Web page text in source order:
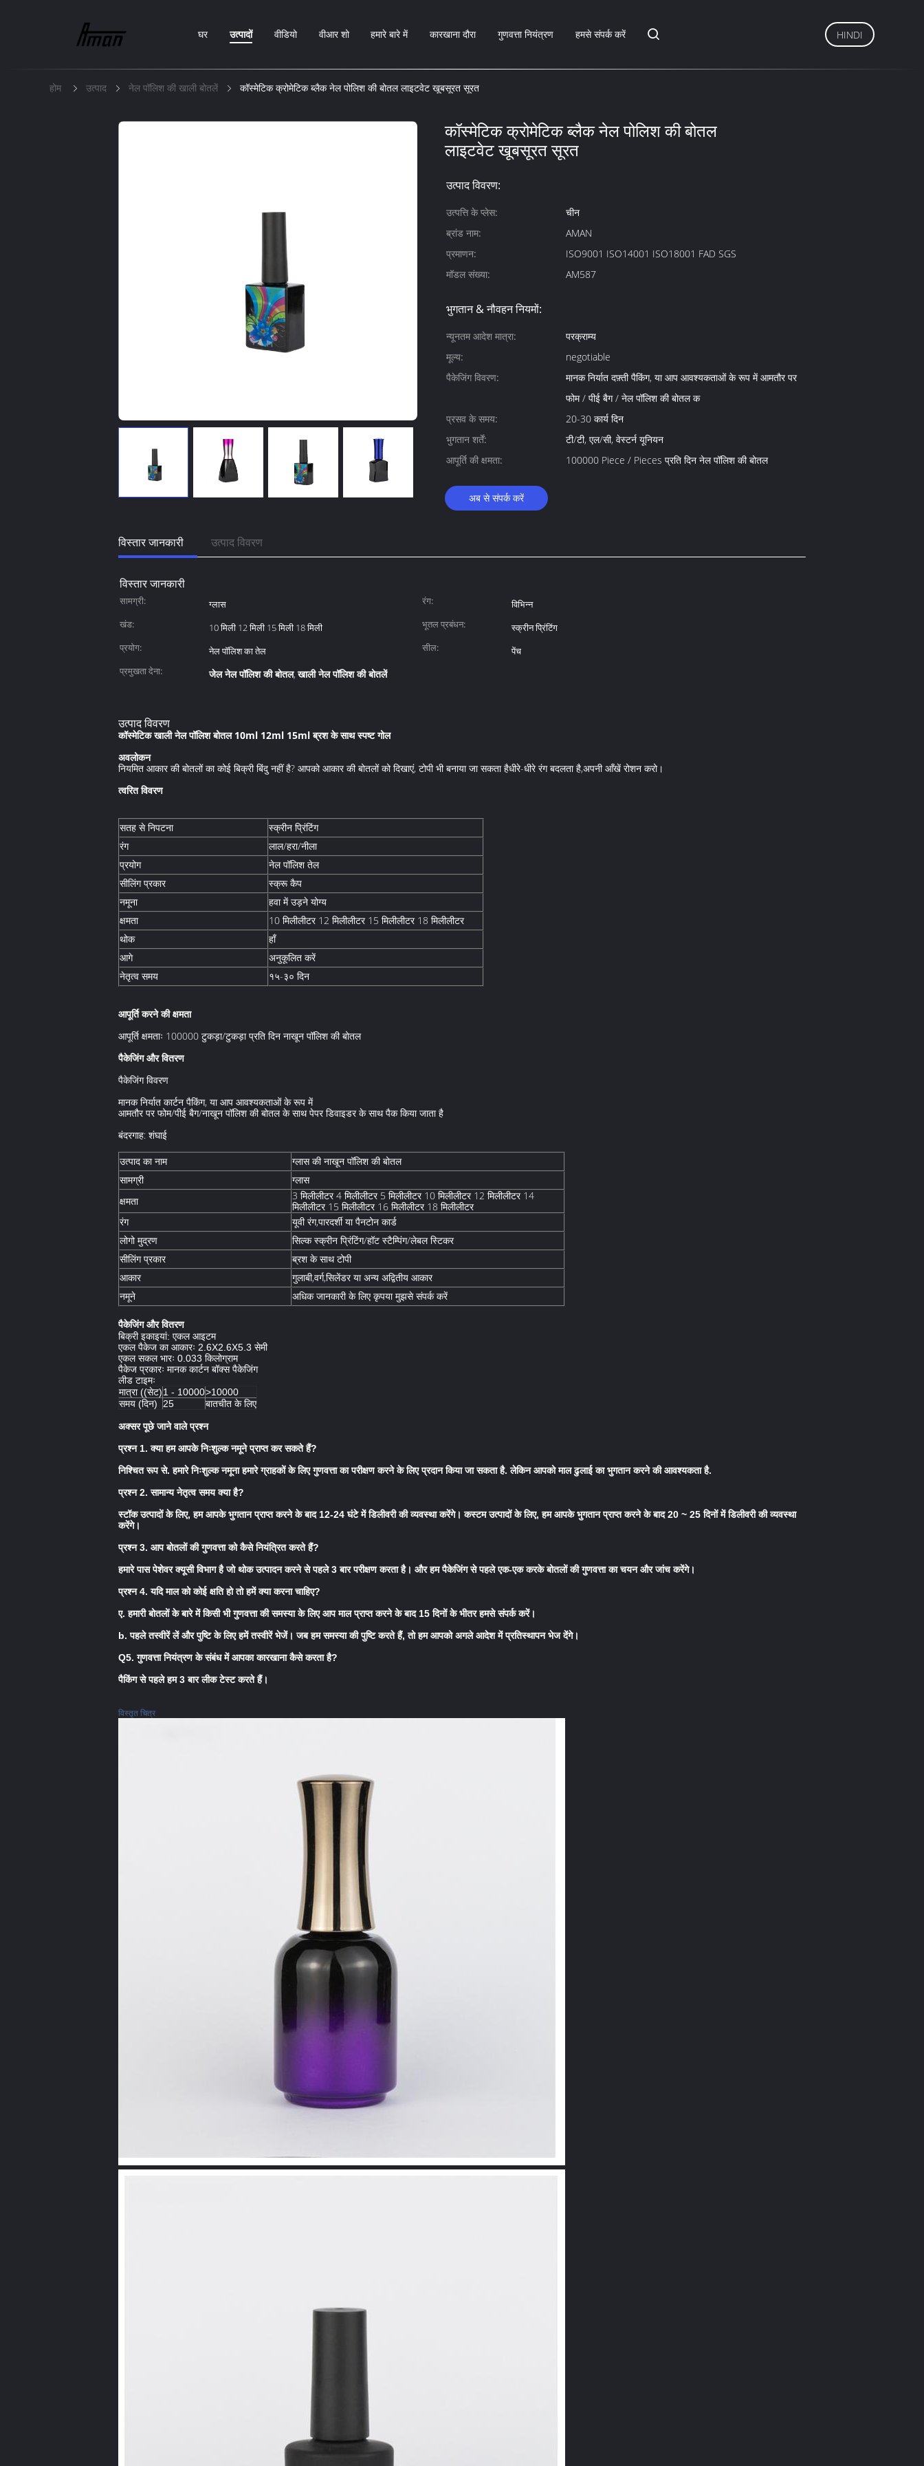
घर उत्पादों वीडियो वीआर शो हमारे बारे में कारखाना दौरा गुणवत्ता नियंत्रण हमसे संपर्क करें HINDI
होम उत्पाद नेल पॉलिश की खाली बोतलें कॉस्मेटिक क्रोमेटिक ब्लैक नेल पोलिश की बोतल लाइटवेट खूबसूरत सूरत
कॉस्मेटिक क्रोमेटिक ब्लैक नेल पोलिश की बोतल
लाइटवेट खूबसूरत सूरत
उत्पाद विवरण:
उत्पत्ति के प्लेस:
चीन
ब्रांड नाम:
AMAN
प्रमाणन:
ISO9001 ISO14001 ISO18001 FAD SGS
मॉडल संख्या:
AM587
भुगतान & नौवहन नियमों:
न्यूनतम आदेश मात्रा:
परक्राम्य
मूल्य:
negotiable
पैकेजिंग विवरण:
मानक निर्यात दफ़्ती पैकिंग, या आप आवश्यकताओं के रूप में आमतौर पर
फोम / पीई बैग / नेल पॉलिश की बोतल क
प्रसव के समय:
20-30 कार्य दिन
भुगतान शर्तें:
टी/टी, एल/सी, वेस्टर्न यूनियन
आपूर्ति की क्षमता:
100000 Piece / Pieces प्रति दिन नेल पॉलिश की बोतल
अब से संपर्क करें
विस्तार जानकारी उत्पाद विवरण
विस्तार जानकारी
सामग्री: ग्लास रंग:
विभिन्न
खंड:
10 मिली 12 मिली 15 मिली 18 मिली भूतल प्रबंधन:
स्क्रीन प्रिंटिंग
प्रयोग:
नेल पॉलिश का तेल सील:
पेंच
प्रमुखता देना:
जेल नेल पॉलिश की बोतल,खाली नेल पॉलिश की बोतलें
उत्पाद विवरण
कॉस्मेटिक खाली नेल पॉलिश बोतल 10ml 12ml 15ml ब्रश के साथ स्पष्ट गोल
अवलोकन
नियमित आकार की बोतलों का कोई बिक्री बिंदु नहीं है? आपको आकार की बोतलों को दिखाएं, टोपी भी बनाया जा सकता हैधीरे-धीरे रंग बदलता है,अपनी आँखें रोशन करो।
त्वरित विवरण
सतह से निपटना
स्क्रीन प्रिंटिंग
रंग
लाल/हरा/नीला
प्रयोग
नेल पॉलिश तेल
सीलिंग प्रकार
स्क्रू कैप
नमूना
हवा में उड़ने योग्य
क्षमता
10 मिलीलीटर 12 मिलीलीटर 15 मिलीलीटर 18 मिलीलीटर
थोक
हाँ
आगे
अनुकूलित करें
नेतृत्व समय
१५-३० दिन
आपूर्ति करने की क्षमता
आपूर्ति क्षमताः 100000 टुकड़ा/टुकड़ा प्रति दिन नाखून पॉलिश की बोतल
पैकेजिंग और वितरण
पैकेजिंग विवरण
मानक निर्यात कार्टन पैकिंग, या आप आवश्यकताओं के रूप में
आमतौर पर फोम/पीई बैग/नाखून पॉलिश की बोतल के साथ पेपर डिवाइडर के साथ पैक किया जाता है
बंदरगाह: शंघाई
उत्पाद का नाम
ग्लास की नाखून पॉलिश की बोतल
सामग्री
ग्लास
क्षमता
3 मिलीलीटर 4 मिलीलीटर 5 मिलीलीटर 10 मिलीलीटर 12 मिलीलीटर 14
मिलीलीटर 15 मिलीलीटर 16 मिलीलीटर 18 मिलीलीटर
रंग
यूवी रंग,पारदर्शी या पैनटोन कार्ड
लोगो मुद्रण
सिल्क स्क्रीन प्रिंटिंग/हॉट स्टैम्पिंग/लेबल स्टिकर
सीलिंग प्रकार
ब्रश के साथ टोपी
आकार
गुलाबी,वर्ग,सिलेंडर या अन्य अद्वितीय आकार
नमूने
अधिक जानकारी के लिए कृपया मुझसे संपर्क करें
पैकेजिंग और वितरण
बिक्री इकाइयां: एकल आइटम
एकल पैकेज का आकारः 2.6X2.6X5.3 सेमी
एकल सकल भारः 0.033 किलोग्राम
पैकेज प्रकारः मानक कार्टन बॉक्स पैकेजिंग
लीड टाइमः
मात्रा ((सेट)1 - 10000>10000
समय (दिन)
25 बातचीत के लिए
अक्सर पूछे जाने वाले प्रश्न
प्रश्न 1. क्या हम आपके निःशुल्क नमूने प्राप्त कर सकते हैं?
निश्चित रूप से. हमारे निःशुल्क नमूना हमारे ग्राहकों के लिए गुणवत्ता का परीक्षण करने के लिए प्रदान किया जा सकता है. लेकिन आपको माल ढुलाई का भुगतान करने की आवश्यकता है.
प्रश्न 2. सामान्य नेतृत्व समय क्या है?
स्टॉक उत्पादों के लिए, हम आपके भुगतान प्राप्त करने के बाद 12-24 घंटे में डिलीवरी की व्यवस्था करेंगे। कस्टम उत्पादों के लिए, हम आपके भुगतान प्राप्त करने के बाद 20 ~ 25 दिनों में डिलीवरी की व्यवस्था
करेंगे।
प्रश्न 3. आप बोतलों की गुणवत्ता को कैसे नियंत्रित करते हैं?
हमारे पास पेशेवर क्यूसी विभाग है जो थोक उत्पादन करने से पहले 3 बार परीक्षण करता है। और हम पैकेजिंग से पहले एक-एक करके बोतलों की गुणवत्ता का चयन और जांच करेंगे।
प्रश्न 4. यदि माल को कोई क्षति हो तो हमें क्या करना चाहिए?
ए. हमारी बोतलों के बारे में किसी भी गुणवत्ता की समस्या के लिए आप माल प्राप्त करने के बाद 15 दिनों के भीतर हमसे संपर्क करें।
b. पहले तस्वीरें लें और पुष्टि के लिए हमें तस्वीरें भेजें। जब हम समस्या की पुष्टि करते हैं, तो हम आपको अगले आदेश में प्रतिस्थापन भेज देंगे।
Q5. गुणवत्ता नियंत्रण के संबंध में आपका कारखाना कैसे करता है?
पैकिंग से पहले हम 3 बार लीक टेस्ट करते हैं।
विस्तृत चित्र